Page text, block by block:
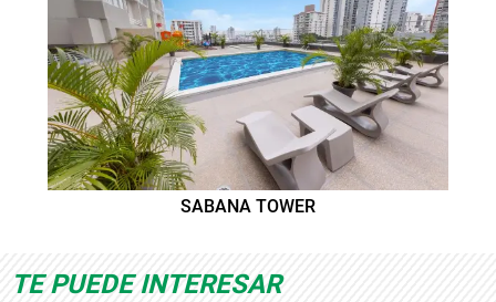
SABANA TOWER
TE PUEDE INTERESAR